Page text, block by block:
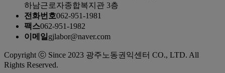
하남근로자종합복지관 3층
전화번호062-951-1981
팩스062-951-1982
이메일 gjlabor@naver.com
Copyright ⓒ Since 2023 광주노동권익센터 CO., LTD. All
Rights Reserved.